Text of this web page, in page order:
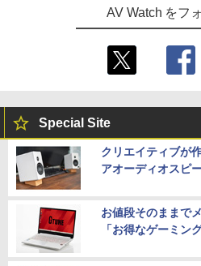
AV Watch をフ
Special Site
クリエイティブが
アオーディオスピ
お値段そのままで
「お得なゲーミン